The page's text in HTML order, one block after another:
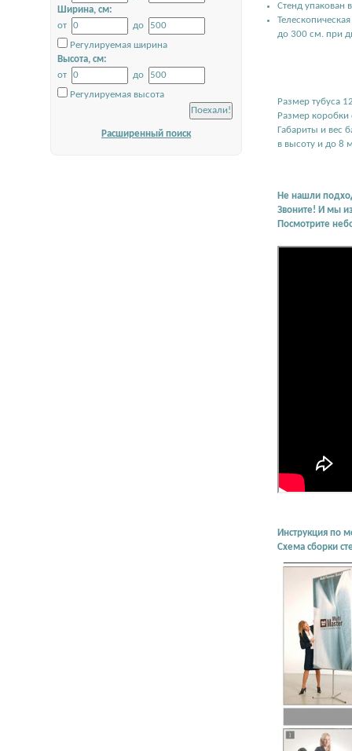
Ширина, см:
от
до
Регулируемая ширина
Высота, см:
от
до
Регулируемая высота
Расширенный поиск
Стенд упакован
до 300 см. при
Размер тубуса
Размер коробки
Габариты и вес
в высоту и до 8
Не нашли
Звоните! И мы
Посмотрите
Инструкция по
Схема сборки